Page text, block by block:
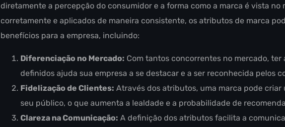
diretamente a percepção do consumidor e a forma como a marca é vista no
corretamente e aplicados de maneira consistente, os atributos de marca
benefícios para a empresa, incluindo:
Diferenciação no Mercado: Com tantos concorrentes no mercado,
definidos ajuda sua empresa a se destacar e a ser reconhecida pelos
Fidelização de Clientes: Através dos atributos, uma marca pode criar
seu público, o que aumenta a lealdade e a probabilidade de
Clareza na Comunicação: A definição dos atributos facilita a